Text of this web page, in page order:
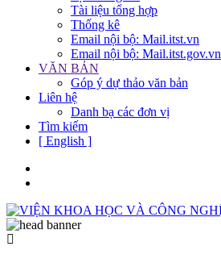
Tài liệu tổng hợp
Thống kê
Email nội bộ: Mail.itst.vn
Email nội bộ: Mail.itst.gov.vn
VĂN BẢN
Góp ý dự thảo văn bản
Liên hệ
Danh bạ các đơn vị
Tìm kiếm
[ English ]